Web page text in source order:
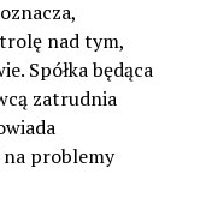
nad tym,
Spółka będąca
zatrudnia
na problemy